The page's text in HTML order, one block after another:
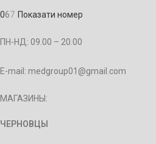
067 Показати номер
ПН-НД: 09.00 – 20.00
E-mail: medgroup01@gmail.com
МАГАЗИНЫ:
ЧЕРНОВЦЫ